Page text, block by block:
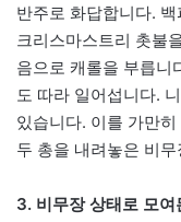
반주로 화답합니다.
크리스마스트리 촛불
음으로 캐롤을 부릅니
도 따라 일어섭니다.
있습니다. 이를 가만
두 총을 내려놓은 비
3. 비무장 상태로 모